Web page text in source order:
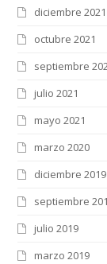
diciembre 2021
octubre 2021
septiembre
julio 2021
mayo 2021
marzo 2020
diciembre 2019
septiembre
julio 2019
marzo 2019